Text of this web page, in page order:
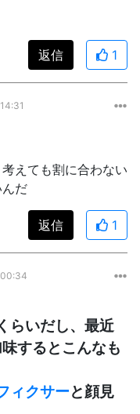
返信
1
えても割に合わない
だ
返信 1
00:34
くらいだし、最近
するとこんなも
ィクサーと顔見